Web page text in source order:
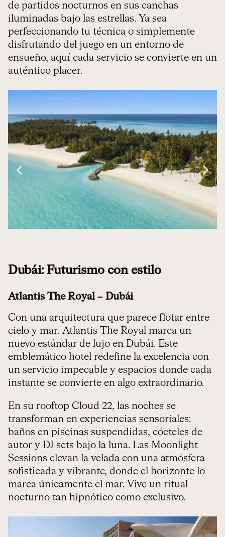
de partidos nocturnos en sus canchas
iluminadas bajo las estrellas. Ya sea
perfeccionando tu técnica o simplemente
disfrutando del juego en un entorno de
ensueño, aquí cada servicio se convierte en un
auténtico placer.
Dubái: Futurismo con estilo
Atlantis The Royal – Dubái
Con una arquitectura que parece flotar entre
cielo y mar, Atlantis The Royal marca un
nuevo estándar de lujo en Dubái. Este
emblemático hotel redefine la excelencia con
un servicio impecable y espacios donde cada
instante se convierte en algo extraordinario.
En su rooftop Cloud 22, las noches se
transforman en experiencias sensoriales:
baños en piscinas suspendidas, cócteles de
autor y DJ sets bajo la luna. Las Moonlight
Sessions elevan la velada con una atmósfera
sofisticada y vibrante, donde el horizonte lo
marca únicamente el mar. Vive un ritual
nocturno tan hipnótico como exclusivo.